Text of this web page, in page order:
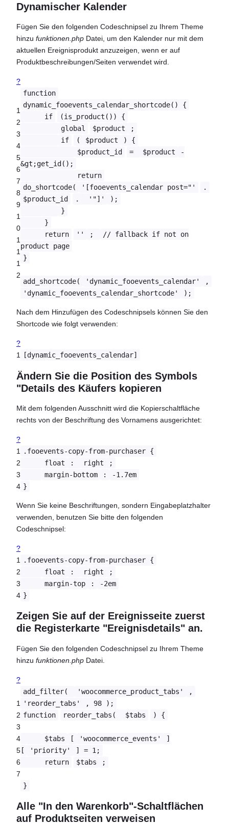
Dynamischer Kalender
Fügen Sie den folgenden Codeschnipsel zu Ihrem Theme
hinzu funktionen.php Datei, um den Kalender nur mit dem
aktuellen Ereignisprodukt anzuzeigen, wenn er auf
Produktbeschreibungen/Seiten verwendet wird.
?
1
2
3
4
5
6
7
8
9
1
0
1
1
1
2
function
dynamic_fooevents_calendar_shortcode() {
if
(is_product()) {
global
$product
;
if
( $product
) {
$product_id
= $product
-
&gt;get_id();
return
do_shortcode(
'[fooevents_calendar post="'
.
$product_id
. '"]'
);
}
}
return
'' ;
// fallback if not on
product page
}
add_shortcode( 'dynamic_fooevents_calendar'
,
'dynamic_fooevents_calendar_shortcode'
);
Nach dem Hinzufügen des Codeschnipsels können Sie den
Shortcode wie folgt verwenden:
?
1
[dynamic_fooevents_calendar]
Ändern Sie die Position des Symbols
"Details des Käufers kopieren
Mit dem folgenden Ausschnitt wird die Kopierschaltfläche
rechts von der Beschriftung des Vornamens ausgerichtet:
?
1
2
3
4
.fooevents-copy-from-purchaser {
float
: right
;
margin-bottom
:
-1.7em
}
Wenn Sie keine Beschriftungen, sondern Eingabeplatzhalter
verwenden, benutzen Sie bitte den folgenden
Codeschnipsel:
?
1
2
3
4
.fooevents-copy-from-purchaser {
float
: right
;
margin-top
:
-2em
}
Zeigen Sie auf der Ereignisseite zuerst
die Registerkarte "Ereignisdetails" an.
Fügen Sie den folgenden Codeschnipsel zu Ihrem Theme
hinzu funktionen.php Datei.
?
1
2
3
4
5
6
7
add_filter( 'woocommerce_product_tabs'
,
'reorder_tabs'
, 98 );
function
reorder_tabs( $tabs ) {
$tabs [ 'woocommerce_events'
]
[
'priority'
] = 1;
return
$tabs ;
}
Alle "In den Warenkorb"-Schaltflächen
auf Produktseiten verweisen